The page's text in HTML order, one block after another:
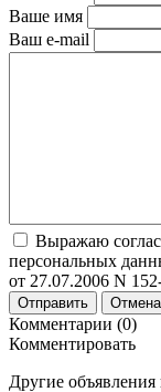
Ваше имя
Ваш e-mail
Выражаю
персональных
от 27.07.2006 N
Отправить Отмена
Комментарии (0)
Комментировать
Другие объявления